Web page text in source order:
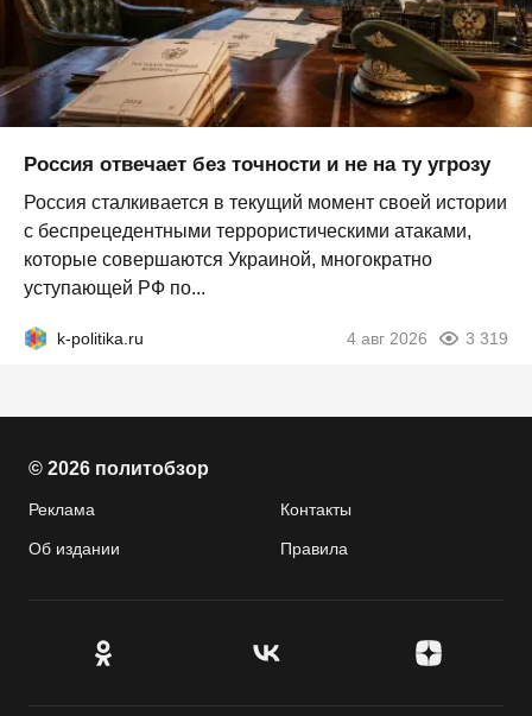
Россия отвечает без точности и не на ту угрозу
Россия сталкивается в текущий момент своей истории
с беспрецедентными террористическими атаками,
которые совершаются Украиной, многократно
уступающей РФ по...
k-politika.ru 4 авг 2026 3 319
© 2026 политобзор
Реклама Контакты
Об издании Правила